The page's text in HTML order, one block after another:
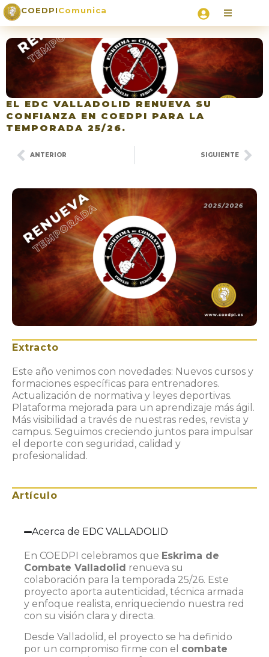
COEDPIComunica
EL EDC VALLADOLID RENUEVA SU
CONFIANZA EN COEDPI PARA LA
TEMPORADA 25/26.
ANTERIOR SIGUIENTE
Extracto
Este año venimos con novedades: Nuevos cursos y
formaciones específicas para entrenadores.
Actualización de normativa y leyes deportivas.
Plataforma mejorada para un aprendizaje más ágil.
Más visibilidad a través de nuestras redes, revista y
campus. Seguimos creciendo juntos para impulsar
el deporte con seguridad, calidad y
profesionalidad.
Artículo
Acerca de EDC VALLADOLID
En COEDPI celebramos que Eskrima de
Combate Valladolid renueva su
colaboración para la temporada 25/26. Este
proyecto aporta autenticidad, técnica armada
y enfoque realista, enriqueciendo nuestra red
con su visión clara y directa.
Desde Valladolid, el proyecto se ha definido
por un compromiso firme con el combate